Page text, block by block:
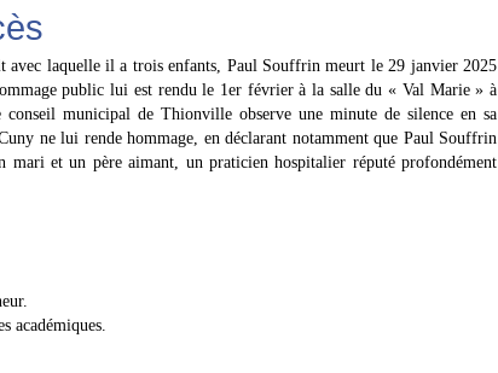
avec laquelle il a trois enfants, Paul Souffrin meurt le 29 janvier 2025
public lui est rendu le 1er février à la salle du « Val Marie » à
municipal de Thionville observe une minute de silence en sa
ne lui rende hommage, en déclarant notamment que Paul Souffrin
mari et un père aimant, un praticien hospitalier réputé profondément
académiques.